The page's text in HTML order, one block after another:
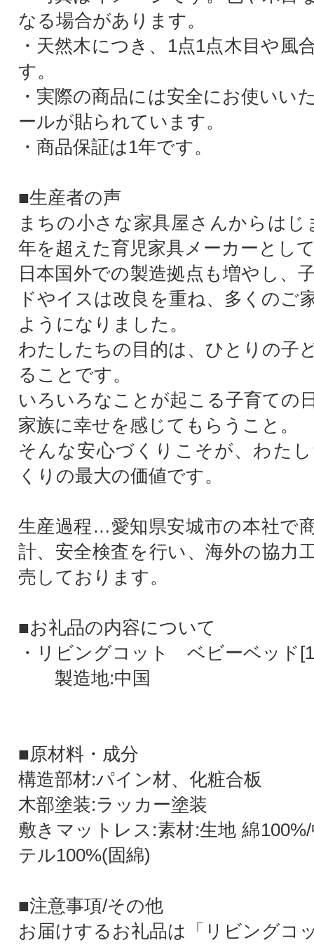
なる場合があります。
・天然木につき、1点1点木目や風
す。
・実際の商品には安全にお使いい
ールが貼られています。
・商品保証は1年です。
■生産者の声
まちの小さな家具屋さんからはじ
年を超えた育児家具メーカーとし
日本国外での製造拠点も増やし、
ドやイスは改良を重ね、多くのご
ようになりました。
わたしたちの目的は、ひとりの子
ることです。
いろいろなことが起こる子育ての
家族に幸せを感じてもらうこと。
そんな安心づくりこそが、わた
くりの最大の価値です。
生産過程…愛知県安城市の本社で
計、安全検査を行い、海外の協力
売しております。
■お礼品の内容について
・リビングコット ベビーベッド
製造地:中国
■原材料・成分
構造部材:パイン材、化粧合板
木部塗装:ラッカー塗装
敷きマットレス:素材:生地 綿
テル100%(固綿)
■注意事項/その他
お届けするお礼品は「リビング